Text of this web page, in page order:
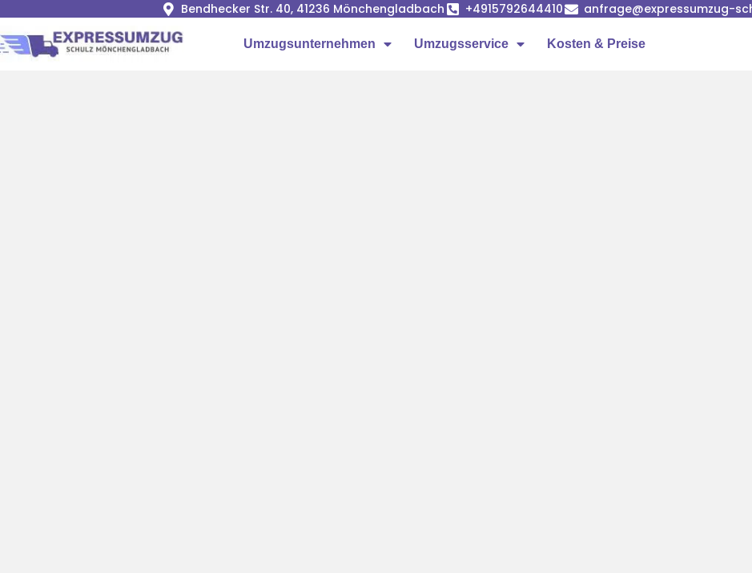
Bendhecker Str. 40, 41236 Mönchengladbach +4915792644410 anfrage@expressumzug-
Umzugsunternehmen Umzugsservice Kosten & Preise